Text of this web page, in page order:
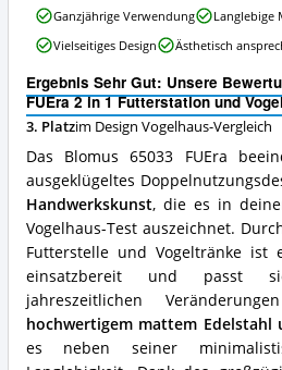
ist
dieses
Design
Vogelhaus
erhältlich?
Ergebnis Sehr Gut: Unsere
FUEra 2 in 1 Futterstation und
3. Platzim Design Vogelhaus-Vergleich
Das Blomus 65033 FUEra
ausgeklügeltes
Handwerkskunst, die es in
Vogelhaus-Test auszeichnet.
Futterstelle und Vogeltränke ist
einsatzbereit und passt
jahreszeitlichen
hochwertigem mattem Edelstahl
es neben seiner
Blomus
65033
FUEra
in
1
Futterstation
und
Vogeltränke
Vorteile:
Was
spricht
für
dieses
Design
Vogelhaus?
Ganzjährige Verwendung
Langlebige
Vielseitiges Design
Ästhetisch